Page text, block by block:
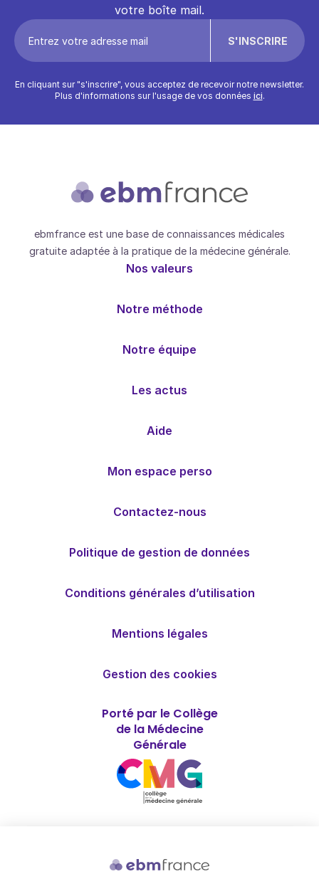
votre boîte mail.
En cliquant sur "s'inscrire", vous acceptez de recevoir notre newsletter.
Plus d'informations sur l'usage de vos données ici.
ebmfrance est une base de connaissances médicales
gratuite adaptée à la pratique de la médecine générale.
Nos valeurs
Notre méthode
Notre équipe
Les actus
Aide
Mon espace perso
Contactez-nous
Politique de gestion de données
Conditions générales d’utilisation
Mentions légales
Gestion des cookies
Porté par le Collège
de la Médecine
Générale